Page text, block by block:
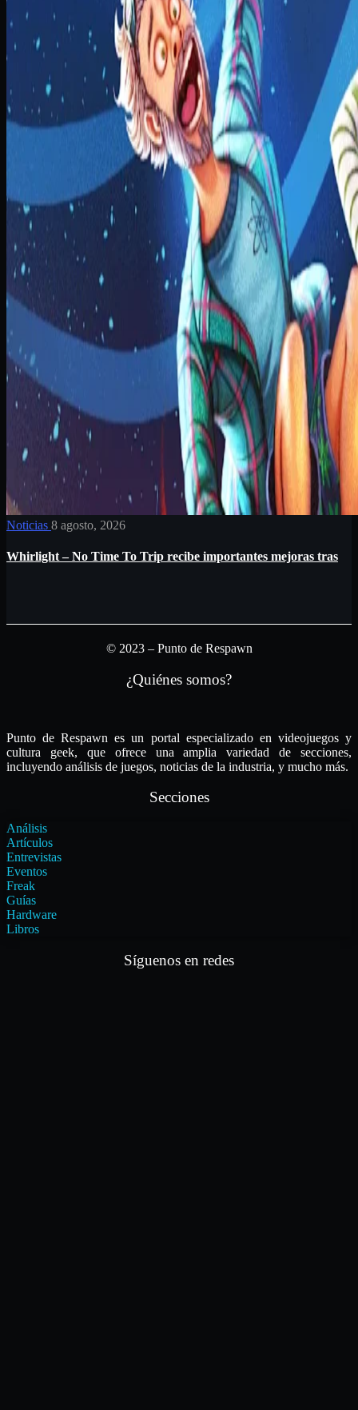
Noticias 8 agosto, 2026
Whirlight – No Time To Trip recibe importantes mejoras tras
© 2023 – Punto de Respawn
¿Quiénes somos?
Punto de Respawn es un portal especializado en videojuegos y
cultura geek, que ofrece una amplia variedad de secciones,
incluyendo análisis de juegos, noticias de la industria, y mucho más.
Secciones
Análisis
Artículos
Entrevistas
Eventos
Freak
Guías
Hardware
Libros
Síguenos en redes